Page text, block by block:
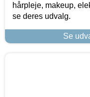
hårpleje, makeup,
se deres udvalg.
Se